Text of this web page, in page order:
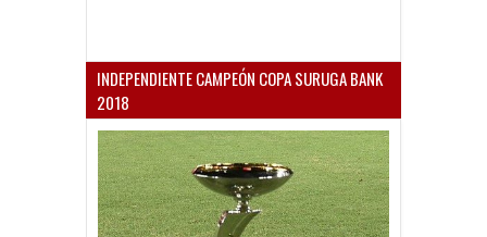
INDEPENDIENTE CAMPEÓN COPA SURUGA BANK
2018